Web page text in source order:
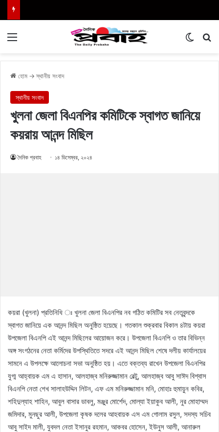
হোম → স্থানীয় সংবাদ
স্থানীয় সংবাদ
খুলনা জেলা বিএনপির কমিটিকে স্বাগত জানিয়ে
কয়রায় আনন্দ মিছিল
দৈনিক প্রবাহ ১৪ ডিসেম্বর, ২০২৪
কয়রা (খুলনা) প্রতিনিধি ঃ খুলনা জেলা বিএনপির নব গঠিত কমিটির সব নেতৃবৃন্দকে
স্বাগত জানিয়ে এক আনন্দ মিছিল অনুষ্ঠিত হয়েছে। গতকাল শুক্রবার বিকাল ৪টায় কয়রা
উপজেলা বিএনপি এই আনন্দ মিছিলের আয়োজন করে। উপজেলা বিএনপি ও তার বিভিন্ন
অঙ্গ সংগঠনের নেতা কর্মিদের উপস্থিতিতে সদরে এই আনন্দ মিছিল শেষে দলীয় কার্যালয়ের
সামনে এ উপলক্ষে আলোচনা সভা অনুষ্ঠিত হয়। এতে বক্তব্য রাখেন উপজেলা বিএনপির
যুগ্ম আহ্বায়ক এম এ হাসান, আলহাজ্ব মনিরুজ্জামান বেল্টু, আলহাজ্ব আবু সাঈদ বিশ্বাস
বিএনপি নেতা শেখ সালাহউদ্দিন লিটন, এফ এম মনিরুজ্জামান মনি, মোহাঃ হুমায়ুন কবির,
শহিদুল্যাহ শাহিন, আবুল বাসার ডাবলু, মঞ্জুর মোর্শেদ, মোল্যা ইয়াকুব আলী, নুর মোহাম্মদ
জমিদার, মুনছুর আলী, উপজেলা কৃষক দলের আহবায়ক এস এম গোলাম রসুল, সদস্য সচিব
আবু সাইদ মালী, যুবদল নেতা ইসানুর রহমান, আকবর হোসেন, ইউনুস আলী, আনারুল